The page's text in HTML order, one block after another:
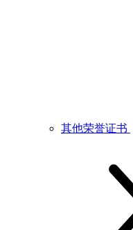
其他荣誉证书